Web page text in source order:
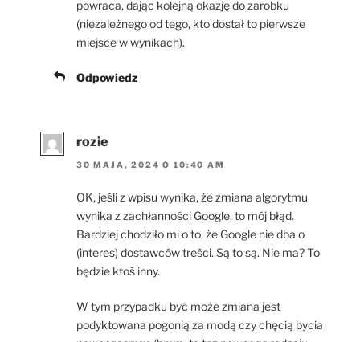
powraca, dając kolejną okazję do zarobku
(niezależnego od tego, kto dostał to pierwsze
miejsce w wynikach).
Odpowiedz
rozie
30 MAJA, 2024 O 10:40 AM
OK, jeśli z wpisu wynika, że zmiana algorytmu
wynika z zachłanności Google, to mój błąd.
Bardziej chodziło mi o to, że Google nie dba o
(interes) dostawców treści. Są to są. Nie ma? To
będzie ktoś inny.
W tym przypadku być może zmiana jest
podyktowana pogonią za modą czy chęcią bycia